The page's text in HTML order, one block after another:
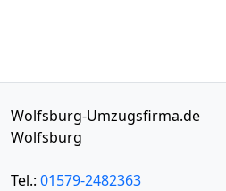
Wolfsburg-Umzugsfirma.de
Wolfsburg
Tel.: 01579-2482363